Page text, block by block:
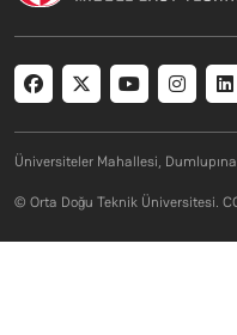
Arşivlendi
Üniversiteler Mahallesi,
© Orta Doğu Teknik Üniversitesi.